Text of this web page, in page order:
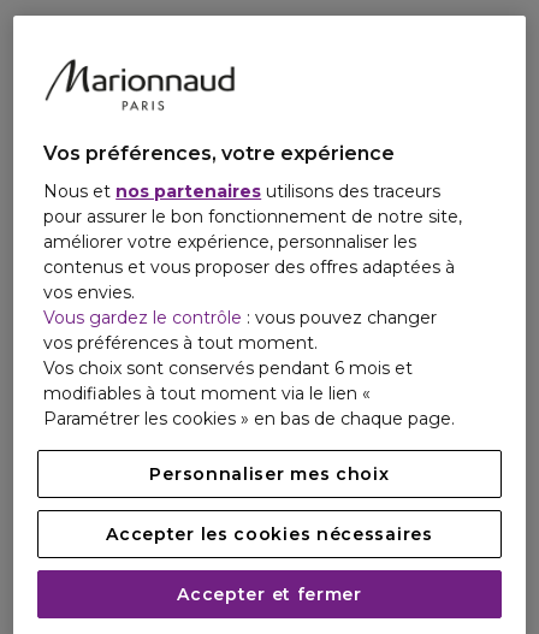
Vos préférences, votre expérience
Nous et nos partenaires utilisons des traceurs
pour assurer le bon fonctionnement de notre site,
améliorer votre expérience, personnaliser les
contenus et vous proposer des offres adaptées à
vos envies.
Vous gardez le contrôle : vous pouvez changer
vos préférences à tout moment.
Vos choix sont conservés pendant 6 mois et
modifiables à tout moment via le lien «
Paramétrer les cookies » en bas de chaque page.
Personnaliser mes choix
Accepter les cookies nécessaires
Accepter et fermer